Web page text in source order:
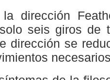
dirección
seis giros de
dirección se